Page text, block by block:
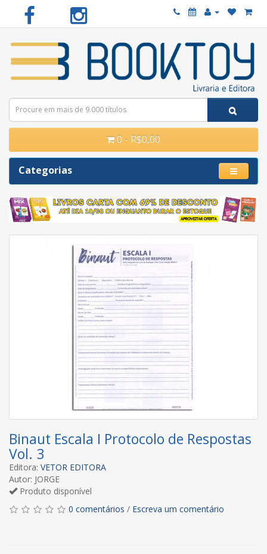
0 - R$0,00
Categorias
Binaut Escala I Protocolo de Respostas
Vol. 3
Editora: VETOR EDITORA
Autor: JORGE
Produto disponível
0 comentários / Escreva um comentário